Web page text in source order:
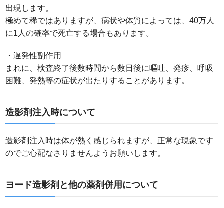
出現します。
極めて稀ではありますが、病状や体質によっては、40万人
に1人の確率で死亡する場合もあります。
・遅発性副作用
まれに、検査終了後数時間から数日後に嘔吐、発疹、呼吸
困難、発熱等の症状が出たりすることがあります。
造影剤注入時について
造影剤注入時は体が熱く感じられますが、正常な現象です
のでご心配なさりませんようお願いします。
ヨード造影剤と他の薬剤併用について